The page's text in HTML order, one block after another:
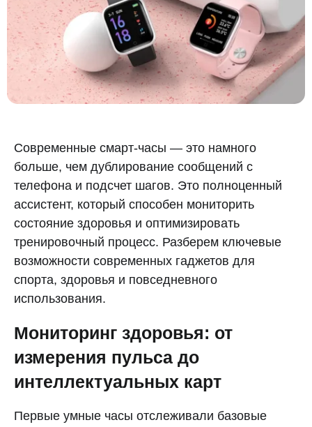
Современные смарт-часы — это намного
больше, чем дублирование сообщений с
телефона и подсчет шагов. Это полноценный
ассистент, который способен мониторить
состояние здоровья и оптимизировать
тренировочный процесс. Разберем ключевые
возможности современных гаджетов для
спорта, здоровья и повседневного
использования.
Мониторинг здоровья: от
измерения пульса до
интеллектуальных карт
Первые умные часы отслеживали базовые